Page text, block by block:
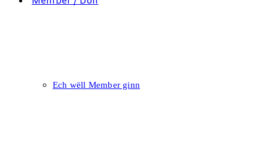
Ech wëll Member ginn